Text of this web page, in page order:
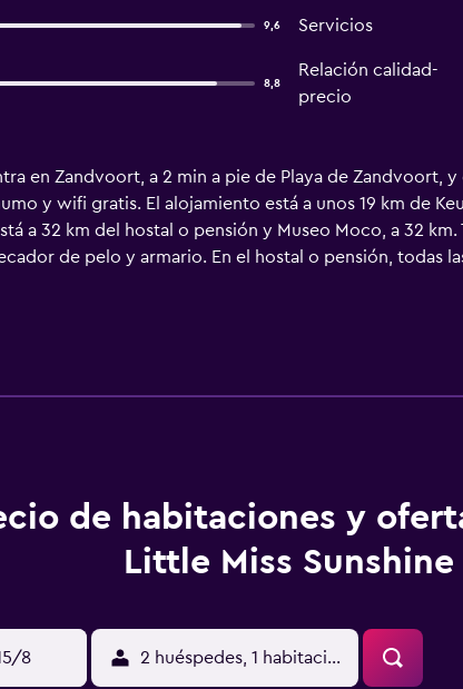
9,6 Servicios
8,8
Relación calidad-
precio
en Zandvoort, a 2 min a pie de Playa de Zandvoort,
y wifi gratis. El alojamiento está a unos 19 km de
a 32 km del hostal o pensión y Museo Moco, a 32
de pelo y armario. En el hostal o pensión, todas
actividades en Zandvoort y alrededores, como
Experience está a 32 km. El aeropuerto
de habitaciones y
Little Miss Sunshine
8 2 huéspedes, 1 habitación